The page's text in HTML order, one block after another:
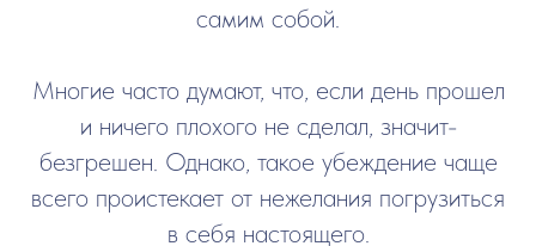
самим собой.
Многие часто думают, что, если день прошел
и ничего плохого не сделал, значит-
безгрешен. Однако, такое убеждение чаще
всего проистекает от нежелания погрузиться
в себя настоящего.